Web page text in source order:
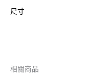
尺寸
相關商品